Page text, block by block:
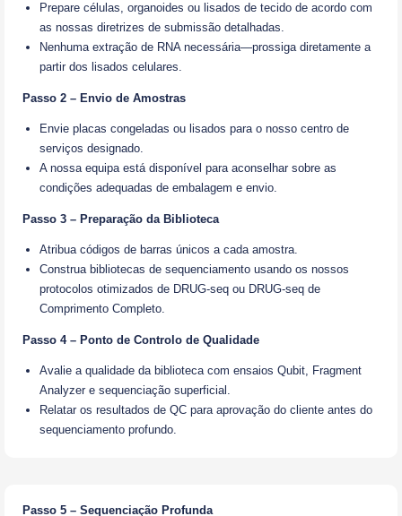
Prepare células, organoides ou lisados de tecido de acordo com
as nossas diretrizes de submissão detalhadas.
Nenhuma extração de RNA necessária—prossiga diretamente a
partir dos lisados celulares.
Passo 2 – Envio de Amostras
Envie placas congeladas ou lisados para o nosso centro de
serviços designado.
A nossa equipa está disponível para aconselhar sobre as
condições adequadas de embalagem e envio.
Passo 3 – Preparação da Biblioteca
Atribua códigos de barras únicos a cada amostra.
Construa bibliotecas de sequenciamento usando os nossos
protocolos otimizados de DRUG-seq ou DRUG-seq de
Comprimento Completo.
Passo 4 – Ponto de Controlo de Qualidade
Avalie a qualidade da biblioteca com ensaios Qubit, Fragment
Analyzer e sequenciação superficial.
Relatar os resultados de QC para aprovação do cliente antes do
sequenciamento profundo.
Passo 5 – Sequenciação Profunda